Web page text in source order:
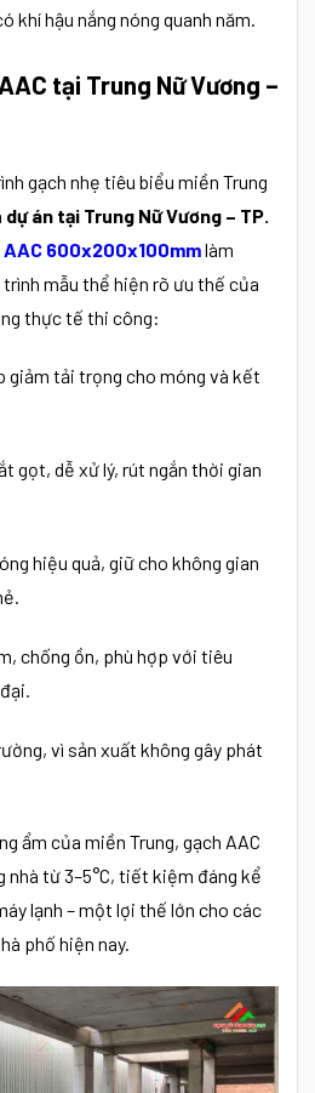
khí hậu nắng nóng quanh năm.
tại Trung Nữ Vương –
gạch nhẹ tiêu biểu miền Trung
dự án tại Trung Nữ Vương – TP.
AAC 600x200x100mmlàm
mẫu thể hiện rõ ưu thế của
thực tế thi công:
giảm tải trọng cho móng và kết
gọt, dễ xử lý, rút ngắn thời gian
hiệu quả, giữ cho không gian
chống ồn, phù hợp với tiêu
vì sản xuất không gây phát
ẩm của miền Trung, gạch AAC
từ 3–5°C, tiết kiệm đáng kể
lạnh – một lợi thế lớn cho các
phố hiện nay.